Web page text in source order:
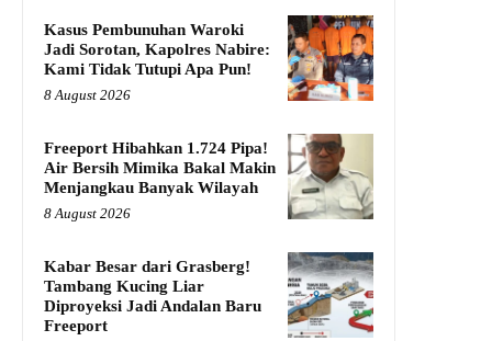
Kasus Pembunuhan Waroki
Jadi Sorotan, Kapolres Nabire:
Kami Tidak Tutupi Apa Pun!
8 August 2026
Freeport Hibahkan 1.724 Pipa!
Air Bersih Mimika Bakal Makin
Menjangkau Banyak Wilayah
8 August 2026
Kabar Besar dari Grasberg!
Tambang Kucing Liar
Diproyeksi Jadi Andalan Baru
Freeport